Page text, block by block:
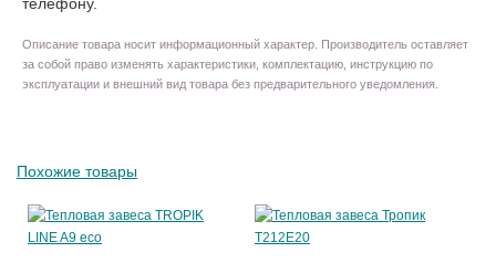
Описание товара носит информационный характер. Производитель оставляет
за собой право изменять характеристики, комплектацию, инструкцию по
эксплуатации и внешний вид товара без предварительного уведомления.
Похожие товары